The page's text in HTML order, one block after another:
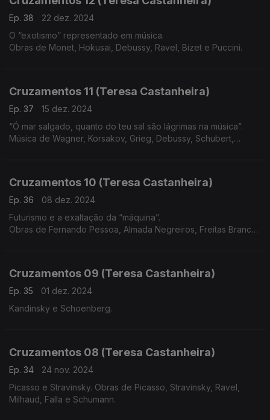
Ep. 38
22 dez. 2024
O “exotismo” representado em música.
Obras de Monet, Hokusai, Debussy, Ravel, Bizet e Puccini.
Cruzamentos 11 (Teresa Castanheira)
Ep. 37
15 dez. 2024
“Ó mar salgado, quanto do teu sal são lágrimas na música”.
Música de Wagner, Korsakov, Grieg, Debussy, Schubert,
Cruzamentos 10 (Teresa Castanheira)
Ep. 36
08 dez. 2024
Futurismo e a exaltação da “máquina”.
Obras de Fernando Pessoa, Almada Negreiros, Freitas Branco,
Cruzamentos 09 (Teresa Castanheira)
Ep. 35
01 dez. 2024
Kandinsky e Schoenberg.
Cruzamentos 08 (Teresa Castanheira)
Ep. 34
24 nov. 2024
Picasso e Stravinsky. Obras de Picasso, Stravinsky, Ravel,
Milhaud, Falla e Schumann.